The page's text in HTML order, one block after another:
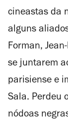
cineastas da
alguns
Forman,
se juntarem
parisiense e
Sala. Perdeu
nódoas